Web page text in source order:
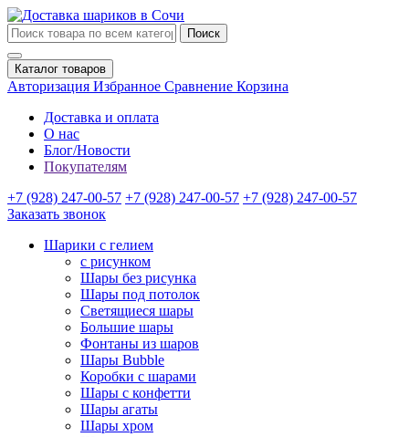
Поиск
Каталог товаров
Авторизация Избранное Сравнение Корзина
Доставка и оплата
О нас
Блог/Новости
Покупателям
+7 (928) 247-00-57 +7 (928) 247-00-57 +7 (928) 247-00-57
Заказать звонок
Шарики с гелием
с рисунком
Шары без рисунка
Шары под потолок
Светящиеся шары
Большие шары
Фонтаны из шаров
Шары Bubble
Коробки с шарами
Шары с конфетти
Шары агаты
Шары хром